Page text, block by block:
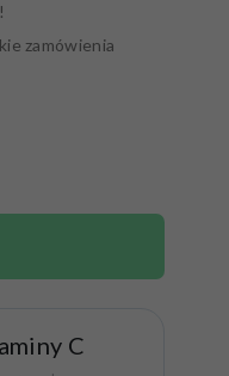
zamówienia
C